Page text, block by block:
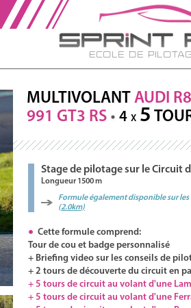
Ecole de
MULTIVOLANT AUDI R8
991 GT3 RS 4 X 5
Stage de pilotage sur le Circuit
Longueur 1500 m
Formule également disponible sur les
(2.0km)
Cette formule comprend:
Tour de cou et badge personnalisé
+ Briefing video sur les conseils de
+ 2 tours de découverte du circuit en
+ 5 tours de circuit au volant d'une
+ 5 tours de circuit au volant d'une